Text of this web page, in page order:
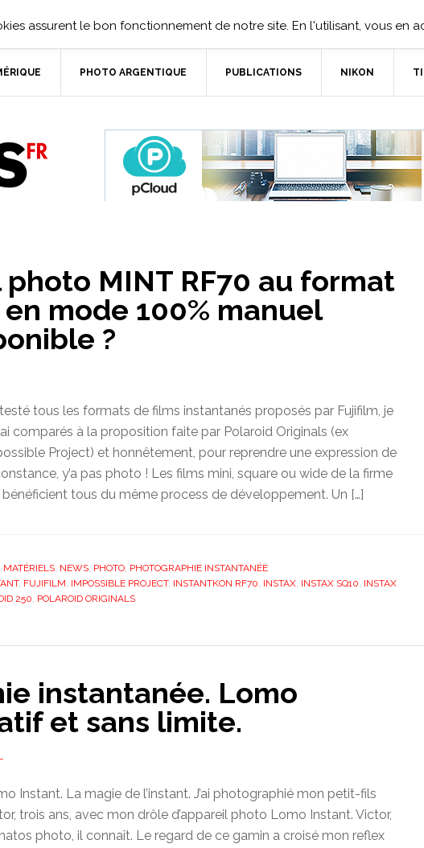
PHOTO ARGENTIQUE PUBLICATIONS NIKON
MINT RF70 au format
mode 100% manuel
?
testé tous les formats de films instantanés proposés par Fujifilm, je
comparés à la proposition faite par Polaroid Originals (ex
Project) et honnêtement, pour reprendre une expression de
y’a pas photo ! Les films mini, square ou wide de la firme
bénéficient tous du même process de développement. Un […]
MATÉRIELS, NEWS, PHOTO, PHOTOGRAPHIE INSTANTANÉE
, FUJIFILM, IMPOSSIBLE PROJECT, INSTANTKON RF70, INSTAX, INSTAX SQ10, INSTAX
250, POLAROID ORIGINALS
instantanée. Lomo
et sans limite.
Instant. La magie de l’instant. J’ai photographié mon petit-fils
trois ans, avec mon drôle d’appareil photo Lomo Instant. Victor,
photo, il connaît. Le regard de ce gamin a croisé mon reflex
assurent le bon fonctionnement de notre site. En l'utilisant, vous en